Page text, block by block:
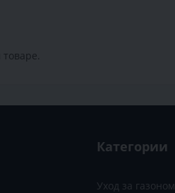
Категории
Уход за газоном